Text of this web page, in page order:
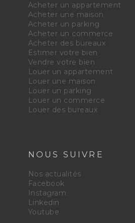
Acheter un appartement
Acheter une maison
Acheter un parking
Acheter un commerce
Acheter des bureaux
Estimer votre bien
Vendre votre bien
Louer un appartement
Louer une maison
Louer un parking
Louer un commerce
Louer des bureaux
NOUS SUIVRE
Nos actualités
Facebook
Instagram
Linkedin
Youtube